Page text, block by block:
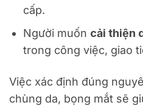
cấp.
Người muốn cải thiện
trong công việc, giao
Việc xác định đúng
chùng da, bọng mắt sẽ